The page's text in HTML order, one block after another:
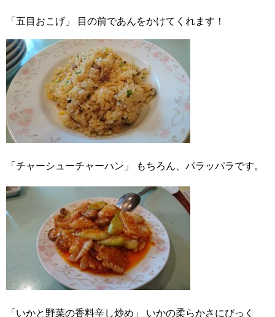
「五目おこげ」 目の前であんをかけてくれます！
「チャーシューチャーハン」 もちろん、パラッパラです。
「いかと野菜の香料辛し炒め」
いかの柔らかさにびっく